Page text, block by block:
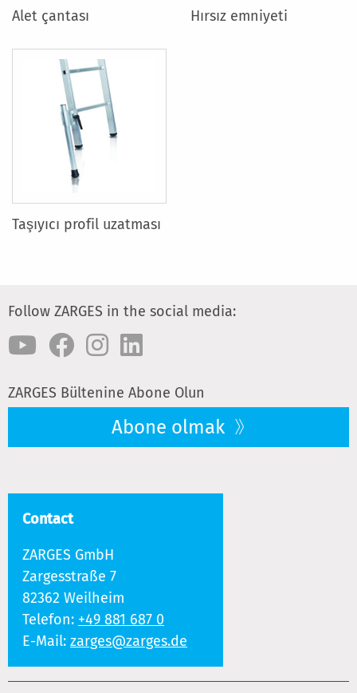
Alet çantası Hırsız emniyeti
Taşıyıcı profil uzatması
Follow ZARGES in the social media:
ZARGES Bültenine Abone Olun
Abone olmak
Contact
ZARGES GmbH
Zargesstraße 7
82362 Weilheim
Telefon: +49 881 687 0
E-Mail: zarges@zarges.de